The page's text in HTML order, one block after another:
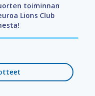
toiminnan
Lions Club